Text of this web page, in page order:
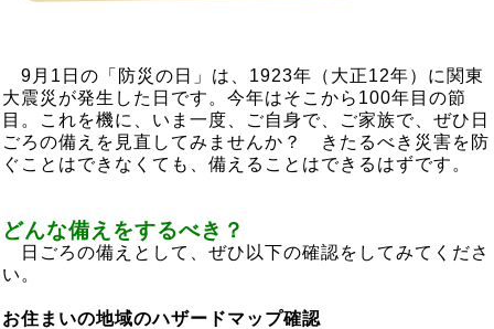
9 月 1 日の「防災の日」は、 1923年（大正12年）に関東
大震災が発生した日です。今年はそこから 100年目の節
目。これを機に、いま一度、ご自身で、ご家族で、ぜひ日
ごろの備えを見直してみませんか？ きたるべき災害を防
ぐことはできなくても、備えることはできるはずです。
どんな備えをするべき？
日ごろの備えとして、ぜひ以下の確認をしてみてくださ
い。
お住まいの地域のハザードマップ確認